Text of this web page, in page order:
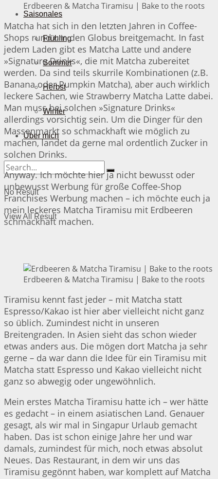
Saisonales
Frühling
Sommer
Herbst
Winter
Über mich
No Result
View All Result
Erdbeeren & Matcha Tiramisu | Bake to the roots
Matcha hat sich in den letzten Jahren in Coffee-
Shops rund um den Globus breitgemacht. In fast
jedem Laden gibt es Matcha Latte und andere
»Signature Drinks«, die mit Matcha zubereitet
werden. Da sind teils skurrile Kombinationen (z.B.
Banana oder Pumpkin Matcha), aber auch wirklich
leckere Sachen, wie Strawberry Matcha Latte dabei.
Man muss bei solchen »Signature Drinks«
allerdings vorsichtig sein. Um die Dinger für den
Massenmarkt so schmackhaft wie möglich zu
machen, landet da gerne mal ordentlich Zucker in
solchen Drinks.
Anyway. Ich möchte hier ja nicht bewusst oder
unbewusst Werbung für große Coffee-Shop
Franchises Werbung machen – ich möchte euch ja
mein leckeres Matcha Tiramisu mit Erdbeeren
schmackhaft machen.
Erdbeeren & Matcha Tiramisu | Bake to the roots
Tiramisu kennt fast jeder – mit Matcha statt
Espresso/Kakao ist hier aber vielleicht nicht ganz
so üblich. Zumindest nicht in unseren
Breitengraden. In Asien sieht das schon wieder
etwas anders aus. Die mögen dort Matcha ja sehr
gerne – da war dann die Idee für ein Tiramisu mit
Matcha statt Espresso und Kakao vielleicht nicht
ganz so abwegig oder ungewöhnlich.
Mein erstes Matcha Tiramisu hatte ich – wer hätte
es gedacht – in einem asiatischen Land. Genauer
gesagt, als wir mal in Singapur Urlaub gemacht
haben. Das ist schon einige Jahre her und war
damals, zumindest für mich, noch etwas absolut
Neues. Das Restaurant, in dem wir uns das
Tiramisu gegönnt haben, war komplett auf Matcha